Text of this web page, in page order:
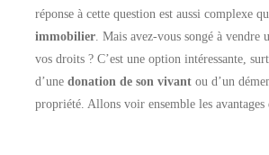
réponse à cette question est aussi complexe
immobilier. Mais avez-vous songé à vendre
vos droits ? C’est une option intéressante,
d’une donation de son vivantou d’un
propriété. Allons voir ensemble les avantages